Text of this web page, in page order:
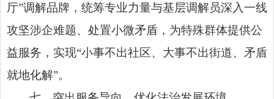
厅”调解品牌，统筹专业力量与基层调解员深入一线
攻坚涉企难题、处置小微矛盾，为特殊群体提供公
益服务，实现“小事不出社区、大事不出街道、矛盾
就地化解”。